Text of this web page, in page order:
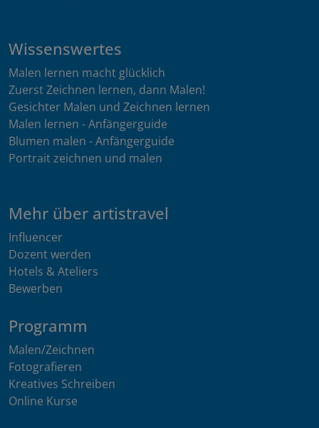
Wissenswertes
Malen lernen macht glücklich
Zuerst Zeichnen lernen, dann Malen!
Gesichter Malen und Zeichnen lernen
Malen lernen - Anfängerguide
Blumen malen - Anfängerguide
Portrait zeichnen und malen
Mehr über artistravel
Influencer
Dozent werden
Hotels & Ateliers
Bewerben
Programm
Malen/Zeichnen
Fotografieren
Kreatives Schreiben
Online Kurse